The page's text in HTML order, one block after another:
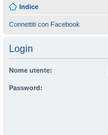
Indice
Connettiti con Facebook
Login
Nome utente:
Password: